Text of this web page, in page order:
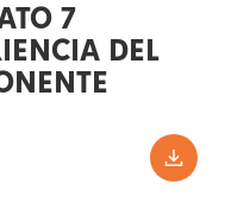
7
DEL